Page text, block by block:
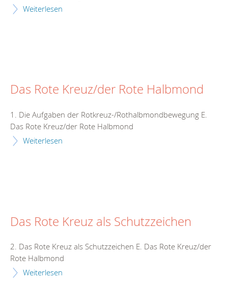
Weiterlesen
Das Rote Kreuz/der Rote Halbmond
1. Die Aufgaben der Rotkreuz-/Rothalbmondbewegung E.
Das Rote Kreuz/der Rote Halbmond
Weiterlesen
Das Rote Kreuz als Schutzzeichen
2. Das Rote Kreuz als Schutzzeichen E. Das Rote Kreuz/der
Rote Halbmond
Weiterlesen